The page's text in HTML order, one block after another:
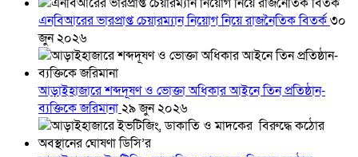
এনবিআরের ভারপ্রাপ্ত চেয়ারম্যান নিয়োগ নিয়ে রাজনৈতিক বিতর্ক৩০
জুন ২০২৬
আড়াইহাজারে শব্দদূষণ ও ভোক্তা অধিকার আইনে তিন প্রতিষ্ঠান-
ব্যক্তিকে জরিমানা২৯ জুন ২০২৬